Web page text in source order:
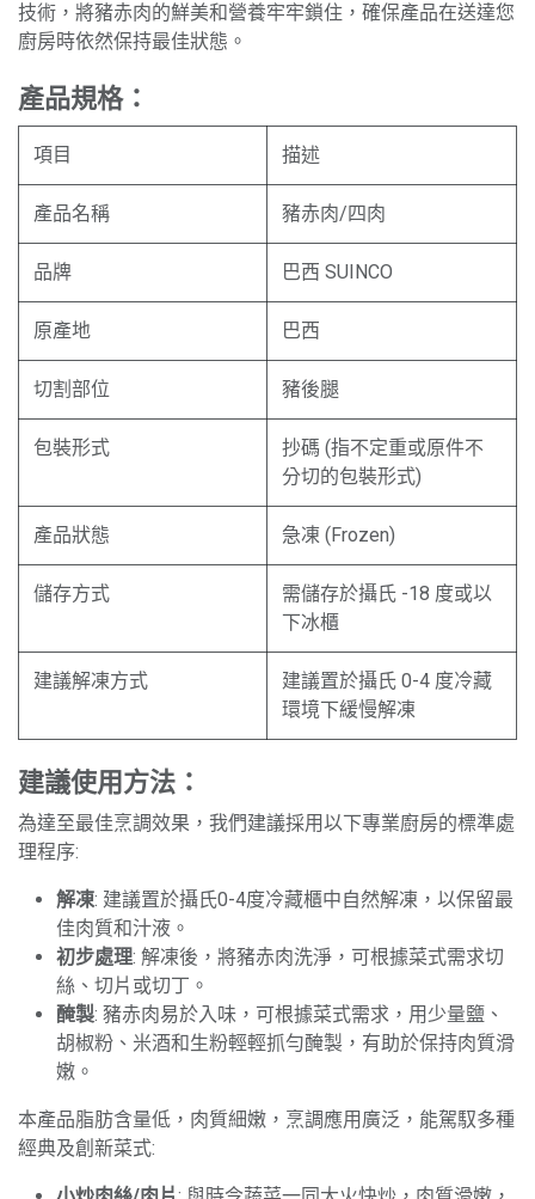
技術，將豬赤肉的鮮美和營養牢牢鎖住，確保產品在送達您
廚房時依然保持最佳狀態。
產品規格：
項目 描述
產品名稱 豬赤肉/四肉
品牌 巴西 SUINCO
原產地 巴西
切割部位 豬後腿
包裝形式
抄碼 (指不定重或原件不
分切的包裝形式)
產品狀態 急凍 (Frozen)
儲存方式
需儲存於攝氏 -18 度或以
下冰櫃
建議解凍方式
建議置於攝氏 0-4 度冷藏
環境下緩慢解凍
建議使用方法：
為達至最佳烹調效果，我們建議採用以下專業廚房的標準處
理程序:
解凍: 建議置於攝氏0-4度冷藏櫃中自然解凍，以保留最
佳肉質和汁液。
初步處理: 解凍後，將豬赤肉洗淨，可根據菜式需求切
絲、切片或切丁。
醃製: 豬赤肉易於入味，可根據菜式需求，用少量鹽、
胡椒粉、米酒和生粉輕輕抓勻醃製，有助於保持肉質滑
嫩。
本產品脂肪含量低，肉質細嫩，烹調應用廣泛，能駕馭多種
經典及創新菜式: